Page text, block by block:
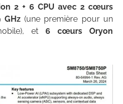
2 + 6 CPU avec 2 cœurs
GHz(une première pour un
et 6 cœurs Oryon